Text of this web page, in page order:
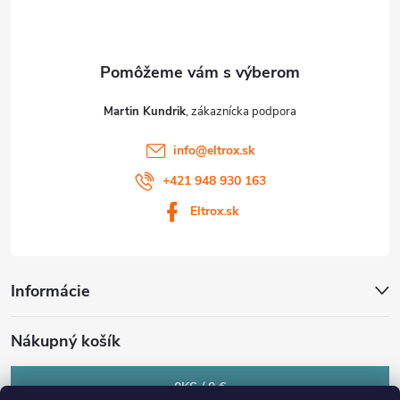
Martin Kundrik
info@eltrox.sk
+421 948 930 163
Eltrox.sk
Informácie
Nákupný košík
0KS /0 €